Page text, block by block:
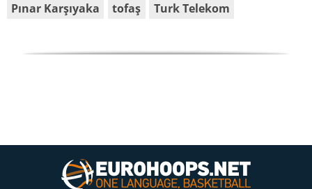
Pınar Karşıyaka
tofaş Turk Telekom